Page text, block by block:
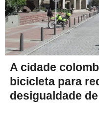
A cidade
bicicleta para
desigualdade